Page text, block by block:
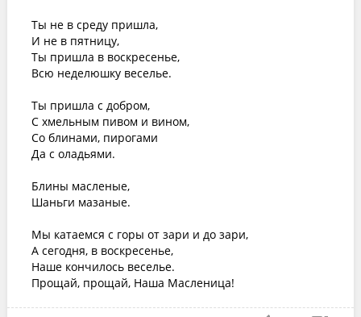
Ты не в среду пришла,
И не в пятницу,
Ты пришла в воскресенье,
Всю неделюшку веселье.
Ты пришла с добром,
С хмельным пивом и вином,
Со блинами, пирогами
Да с оладьями.
Блины масленые,
Шаньги мазаные.
Мы катаемся с горы от зари и до зари,
А сегодня, в воскресенье,
Наше кончилось веселье.
Прощай, прощай, Наша Масленица!